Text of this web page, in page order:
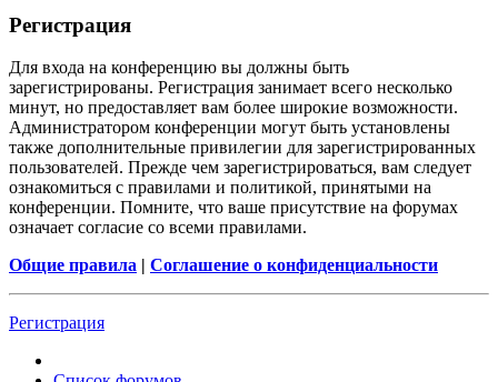
Регистрация
Для входа на конференцию вы должны быть
зарегистрированы. Регистрация занимает всего несколько
минут, но предоставляет вам более широкие возможности.
Администратором конференции могут быть установлены
также дополнительные привилегии для зарегистрированных
пользователей. Прежде чем зарегистрироваться, вам следует
ознакомиться с правилами и политикой, принятыми на
конференции. Помните, что ваше присутствие на форумах
означает согласие со всеми правилами.
Общие правила | Соглашение о конфиденциальности
Регистрация